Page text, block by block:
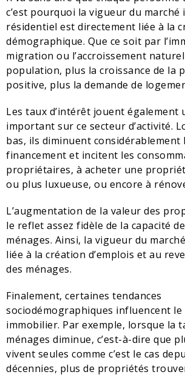
c’est pourquoi la vigueur du
résidentiel est directement liée à la
démographique. Que ce soit par
migration ou l’accroissement
population, plus la croissance de la
positive, plus la demande de
Les taux d’intérêt jouent également
important sur ce secteur d’activité.
bas, ils diminuent considérablement
financement et incitent les
propriétaires, à acheter une
ou plus luxueuse, ou encore à
L’augmentation de la valeur des
le reflet assez fidèle de la capacité
ménages. Ainsi, la vigueur du
liée à la création d’emplois et au
des ménages.
Finalement, certaines tendances
sociodémographiques influencent le
immobilier. Par exemple, lorsque la
ménages diminue, c’est-à-dire que
vivent seules comme c’est le cas
décennies, plus de propriétés